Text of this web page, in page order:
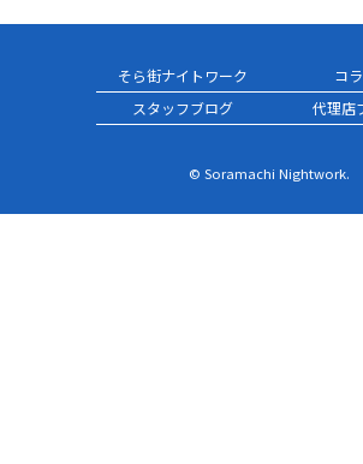
そら街ナイトワーク
コ
スタッフブログ
代理店
© Soramachi Nightwork.